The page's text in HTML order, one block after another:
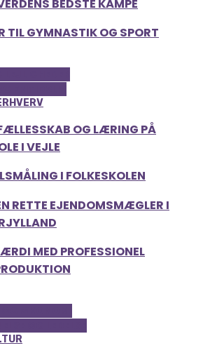
BEDSTE KAMPE
TIL GYMNASTIK OG SPORT
OG LÆRING PÅ
I VEJLE
I FOLKESKOLEN
RETTE EJENDOMSMÆGLER I
MED PROFESSIONEL